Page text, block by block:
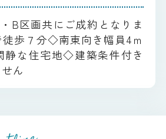
B区画共にご成約となりま
歩７分◇南東向き幅員4ｍ
な住宅地◇建築条件付き
せん